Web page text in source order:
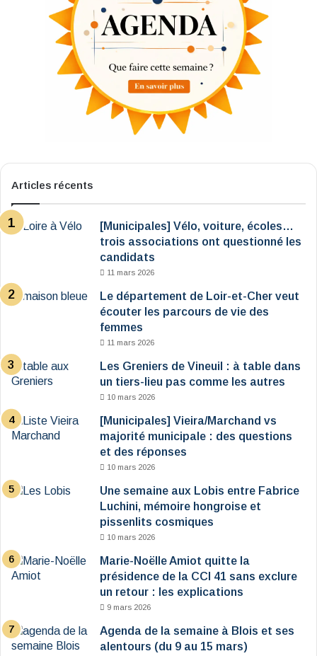
Articles récents
[Municipales] Vélo, voiture, écoles…
trois associations ont questionné les
candidats
11 mars 2026
Le département de Loir-et-Cher veut
écouter les parcours de vie des
femmes
11 mars 2026
Les Greniers de Vineuil : à table dans
un tiers-lieu pas comme les autres
10 mars 2026
[Municipales] Vieira/Marchand vs
majorité municipale : des questions
et des réponses
10 mars 2026
Une semaine aux Lobis entre Fabrice
Luchini, mémoire hongroise et
pissenlits cosmiques
10 mars 2026
Marie-Noëlle Amiot quitte la
présidence de la CCI 41 sans exclure
un retour : les explications
9 mars 2026
Agenda de la semaine à Blois et ses
alentours (du 9 au 15 mars)